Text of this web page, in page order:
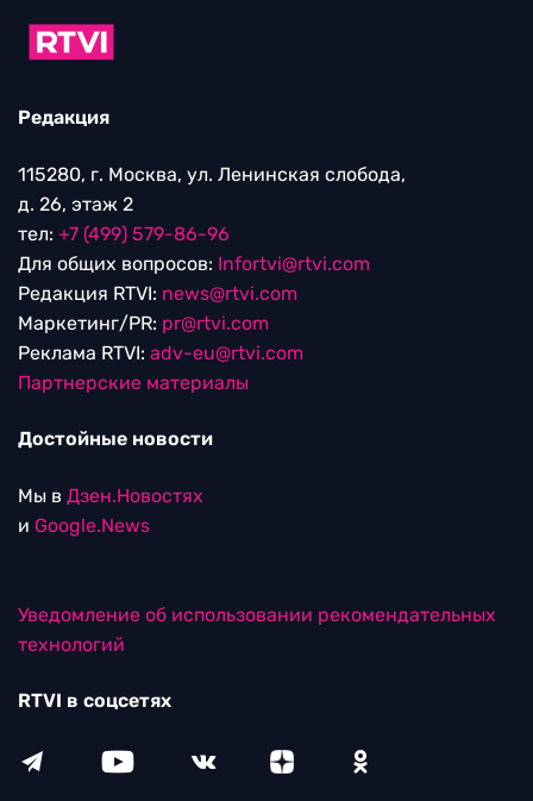
Редакция
115280, г. Москва, ул. Ленинская слобода,
д. 26, этаж 2
тел: +7 (499) 579-86-96
Для общих вопросов: Infortvi@rtvi.com
Редакция RTVI: news@rtvi.com
Маркетинг/PR: pr@rtvi.com
Реклама RTVI: adv-eu@rtvi.com
Партнерские материалы
Достойные новости
Мы в Дзен.Новостях
и Google.News
Уведомление об использовании рекомендательных
технологий
RTVI в соцсетях